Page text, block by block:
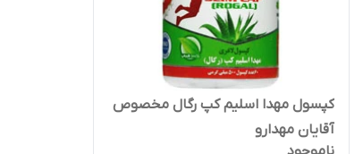
کپسول مهدا اسلیم کپ رگال مخصوص
آقایان مهدارو